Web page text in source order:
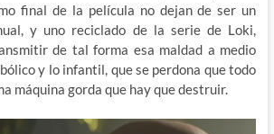
final de la película no dejan de ser un
y uno reciclado de la serie de Loki,
de tal forma esa maldad a medio
y lo infantil, que se perdona que todo
máquina gorda que hay que destruir.